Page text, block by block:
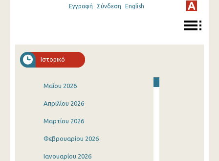
Εγγραφή Σύνδεση English
Ιστορικό
Μαΐου 2026
Απριλίου 2026
Μαρτίου 2026
Φεβρουαρίου 2026
Ιανουαρίου 2026